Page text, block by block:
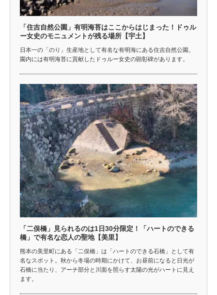
「住吉自然公園」有明海苔はここからはじまった！ドゥル
ー女史のモニュメントが残る場所【宇土】
日本一の「のり」生産地として有名な有明海にある住吉自然公園。
園内には有明海苔に貢献したドゥルー女史の顕彰碑があります。
「二俣橋」見られるのは1日30分限定！「ハートのできる
橋」で有名な恋人の聖地【美里】
熊本の美里町にある「二俣橋」は「ハートのできる石橋」として有
名なスポット。秋から冬場の時期にかけて、お昼前になると日光が
石橋に当たり、アーチ部分と川面を照らす太陽の光がハートに見え
ます。